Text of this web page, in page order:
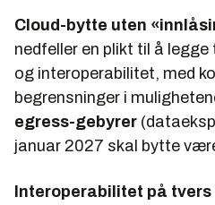
Cloud-bytte uten
nedfeller en plikt til å
og interoperabilitet, med
begrensninger i
egress-gebyrer
januar 2027 skal bytte
Interoperabilitet på